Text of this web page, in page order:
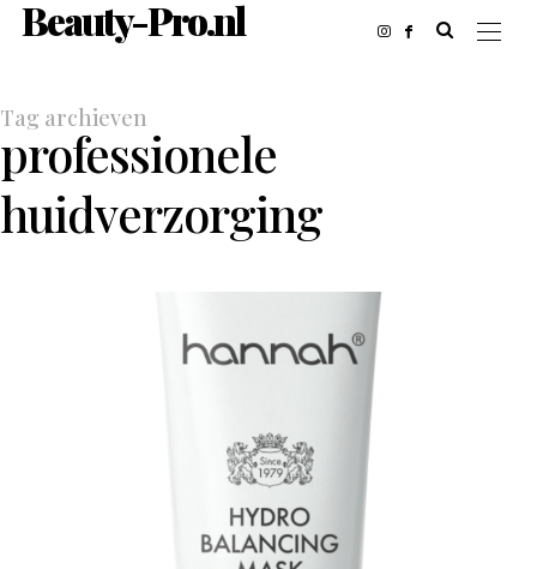
Beauty-Pro.nl
Tag archieven
professionele
huidverzorging